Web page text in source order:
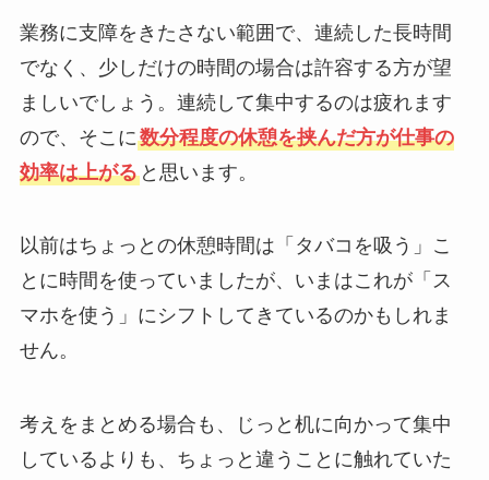
業務に支障をきたさない範囲で、連続した長時間
でなく、少しだけの時間の場合は許容する方が望
ましいでしょう。連続して集中するのは疲れます
ので、そこに数分程度の休憩を挟んだ方が仕事の
効率は上がると思います。
以前はちょっとの休憩時間は「タバコを吸う」こ
とに時間を使っていましたが、いまはこれが「ス
マホを使う」にシフトしてきているのかもしれま
せん。
考えをまとめる場合も、じっと机に向かって集中
しているよりも、ちょっと違うことに触れていた